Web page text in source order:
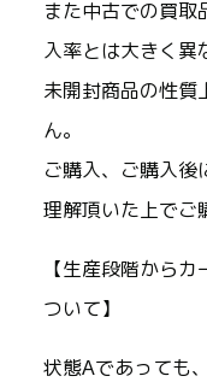
また中古での買取
入率とは大きく異
未開封商品の性質
ん。
ご購入、ご購入後
理解頂いた上でご
【生産段階から
ついて】
状態Aであっても